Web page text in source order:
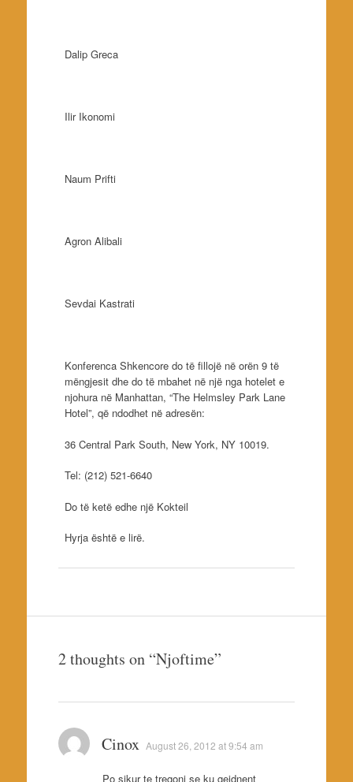
Dalip Greca
Ilir Ikonomi
Naum Prifti
Agron Alibali
Sevdai Kastrati
Konferenca Shkencore do të fillojë në orën 9 të
mëngjesit dhe do të mbahet në një nga hotelet e
njohura në Manhattan, “The Helmsley Park Lane
Hotel”, që ndodhet në adresën:
36 Central Park South, New York, NY 10019.
Tel: (212) 521-6640
Do të ketë edhe një Kokteil
Hyrja është e lirë.
2 thoughts on “Njoftime”
Cinox August 26, 2012 at 9:54 am
Po sikur te tregoni se ku gejdnent